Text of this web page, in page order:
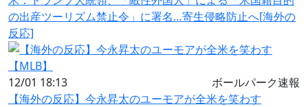
の出産ツーリズム禁止令」に署名…寄生侵略防止へ[海外の
反応]
12/01 18:13
ボールパーク速報
【海外の反応】今永昇太のユーモアが全米を笑わす